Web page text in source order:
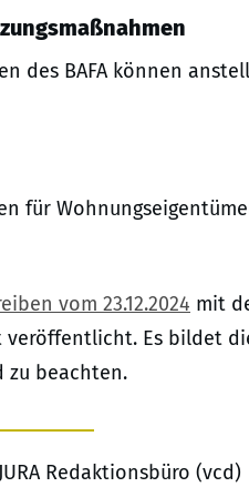
des BAFA können
für
vom 23.12.2024 mit
Es bildet
zu beachten.
Redaktionsbüro (vcd)